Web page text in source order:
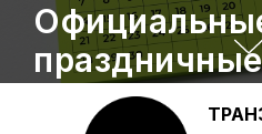
Китае в